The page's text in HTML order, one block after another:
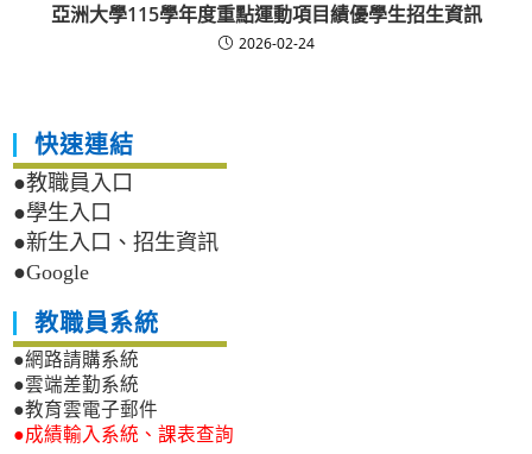
亞洲大學115學年度重點運動項目績優學生招生資訊
2026-02-24
快速連結
●教職員入口
●學生入口
●新生入口、招生資訊
●Google
教職員系統
●網路請購系統
●雲端差勤系統
●教育雲電子郵件
●成績輸入系統、課表查詢